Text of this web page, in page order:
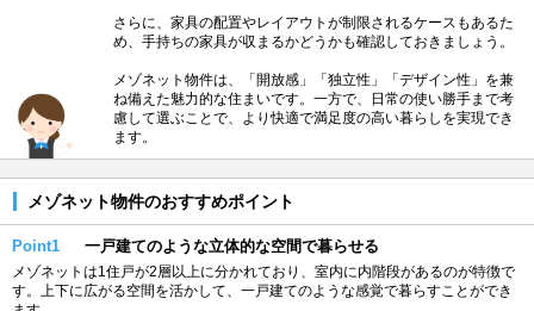
さらに、家具の配置やレイアウトが制限されるケースもあるた
め、手持ちの家具が収まるかどうかも確認しておきましょう。
メゾネット物件は、「開放感」「独立性」「デザイン性」を兼
ね備えた魅力的な住まいです。一方で、日常の使い勝手まで考
慮して選ぶことで、より快適で満足度の高い暮らしを実現でき
ます。
メゾネット物件のおすすめポイント
Point1 一戸建てのような立体的な空間で暮らせる
メゾネットは1住戸が2層以上に分かれており、室内に内階段があるのが特徴で
す。上下に広がる空間を活かして、一戸建てのような感覚で暮らすことができ